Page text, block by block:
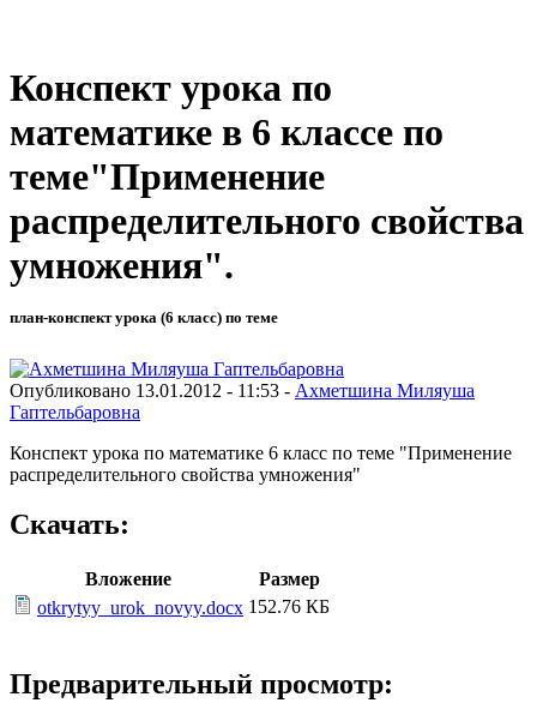
Конспект урока по
математике в 6 классе по
теме"Применение
распределительного свойства
умножения".
план-конспект урока (6 класс) по теме
Опубликовано 13.01.2012 - 11:53 - Ахметшина Миляуша
Гаптельбаровна
Конспект урока по математике 6 класс по теме "Применение
распределительного свойства умножения"
Скачать:
Вложение
Размер
otkrytyy_urok_novyy.docx 152.76 КБ
Предварительный просмотр: